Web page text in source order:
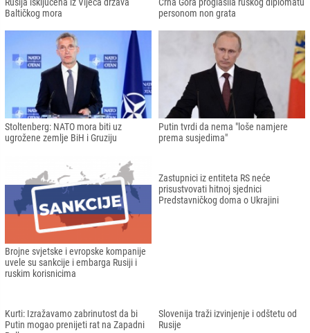
Borrell tvrdi da je rusko rukovodstvo
planiralo da brzo osvoji Kijev
Prekid vatre u Ukrajini: Počela
evakuacija civila
Rusija zemlja sa najvećim brojem
sankcija na svijetu
Na listi "neprijatelja Rusije" našla se
Albanija, Crna Gora i Sjeverna
Makedonija
Grahovac: Da je Rusija ostvarila uspjeh
na početku napada na Ukrajinu, nemiri
bi se prelili i na naše prostore
Rusija proglasila privremeni prekid
vatre kako bi otvorila humanitarni
koridor za dva ukrajinska grada
Rusija isključena iz Vijeća država
Baltičkog mora
Crna Gora proglasila ruskog diplomatu
personom non grata
Stoltenberg: NATO mora biti uz
ugrožene zemlje BiH i Gruziju
Putin tvrdi da nema "loše namjere
prema susjedima"